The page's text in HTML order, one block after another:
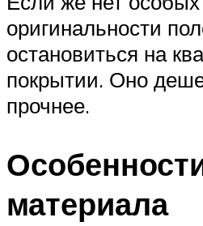
оригинальности
остановиться на
покрытии. Оно
прочнее.
материала